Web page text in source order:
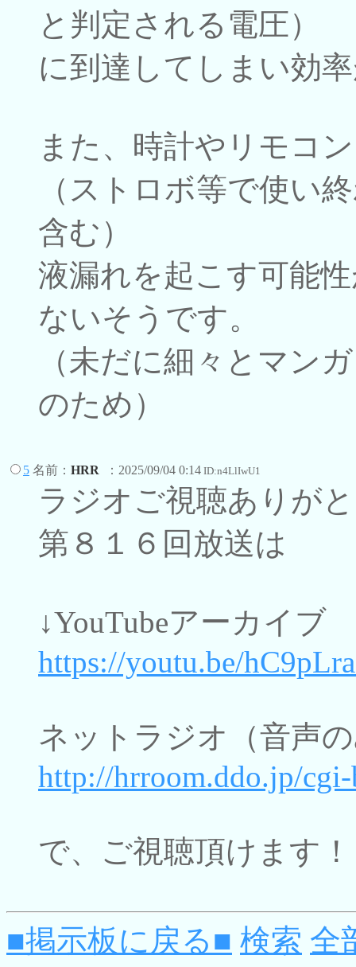
と判定される電圧）
に到達してしまい効
また、時計やリモコ
（ストロボ等で使い
含む）
液漏れを起こす可能
ないそうです。
（未だに細々とマン
のため）
5 名前： HRR ：2025/09/04 0:14 ID:n4LlIwU1
ラジオご視聴ありが
第８１６回放送は
↓YouTubeアーカイブ
https://youtu.be/
ネットラジオ（音声
http://hrroom.ddo.jp/
で、ご視聴頂けます！
■掲示板に戻る■ 検索 全